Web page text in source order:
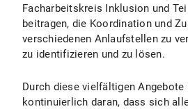
Facharbeitskreis Inklusion und
beitragen, die Koordination und
verschiedenen Anlaufstellen zu
zu identifizieren und zu lösen.
Durch diese vielfältigen Angebote
kontinuierlich daran, dass sich